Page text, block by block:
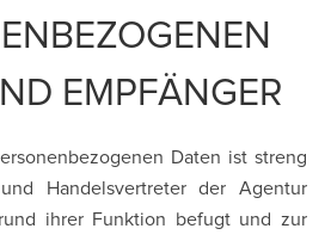
EMPFÄNGER
Daten ist streng
Handelsvertreter der Agentur
ihrer Funktion befugt und zur